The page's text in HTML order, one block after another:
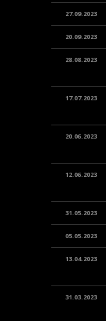
27.09.2023
20.09.2023
28.08.2023
17.07.2023
20.06.2023
12.06.2023
31.05.2023
05.05.2023
13.04.2023
31.03.2023